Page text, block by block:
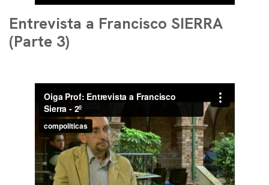
Entrevista a Francisco SIERRA
(Parte 3)